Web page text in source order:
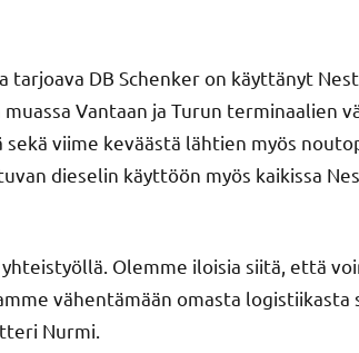
tarjoava DB Schenker on käyttänyt
Vantaan ja Turun terminaalien
viime keväästä lähtien myös
dieselin käyttöön myös kaikissa
Olemme iloisia siitä, että
vähentämään omasta logistiikasta
Nurmi.